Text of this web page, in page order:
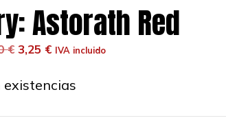
Astorath Red
€ El
original
3,60 €.
3,25 €El
actual
3,25 €.
IVA incluido
existencias